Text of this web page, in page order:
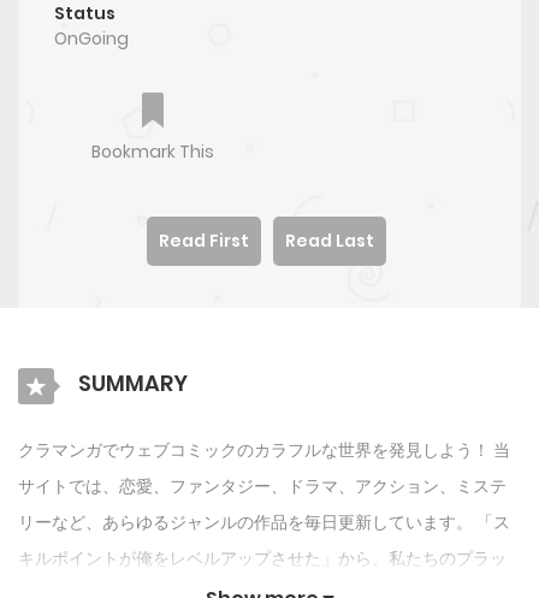
Status
OnGoing
Bookmark This
Read First Read Last
SUMMARY
クラマンガでウェブコミックのカラフルな世界を発見しよう！ 当
サイトでは、恋愛、ファンタジー、ドラマ、アクション、ミステ
リーなど、あらゆるジャンルの作品を毎日更新しています。 「ス
キルポイントが俺をレベルアップさせた」から、私たちのプラッ